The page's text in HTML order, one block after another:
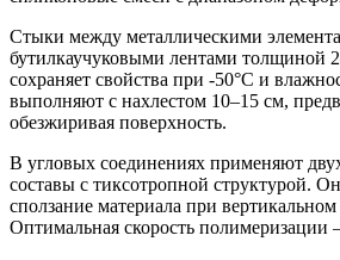
Стыки между металлическими
бутилкаучуковыми лентами толщиной
сохраняет свойства при -50°C и
выполняют с нахлестом 10–15 см,
обезжиривая поверхность.
В угловых соединениях применяют
составы с тиксотропной структурой.
сползание материала при
Оптимальная скорость полимеризации